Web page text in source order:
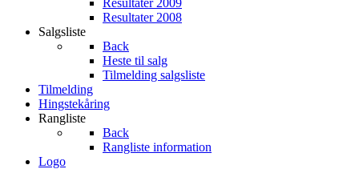
Resultater 2009
Resultater 2008
Salgsliste
Back
Heste til salg
Tilmelding salgsliste
Tilmelding
Hingstekåring
Rangliste
Back
Rangliste information
Logo